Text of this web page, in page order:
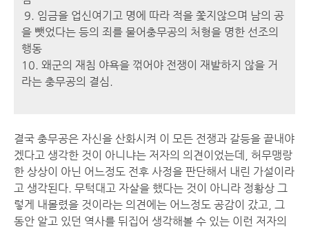
9. 임금을 업신여기고 명에 따라 적을 쫓지않으며 남의 공
을 뺏었다는 등의 죄를 물어충무공의 처형을 명한 선조의
행동
10. 왜군의 재침 야욕을 꺾어야 전쟁이 재발하지 않을 거
라는 충무공의 결심.
결국 충무공은 자신을 산화시켜 이 모든 전쟁과 갈등을 끝내야
겠다고 생각한 것이 아니냐는 저자의 의견이었는데, 허무맹랑
한 상상이 아닌 어느정도 전후 사정을 판단해서 내린 가설이라
고 생각된다. 무턱대고 자살을 했다는 것이 아니라 정황상 그
렇게 내몰렸을 것이라는 의견에는 어느정도 공감이 갔고, 그
동안 알고 있던 역사를 뒤집어 생각해볼 수 있는 이런 저자의